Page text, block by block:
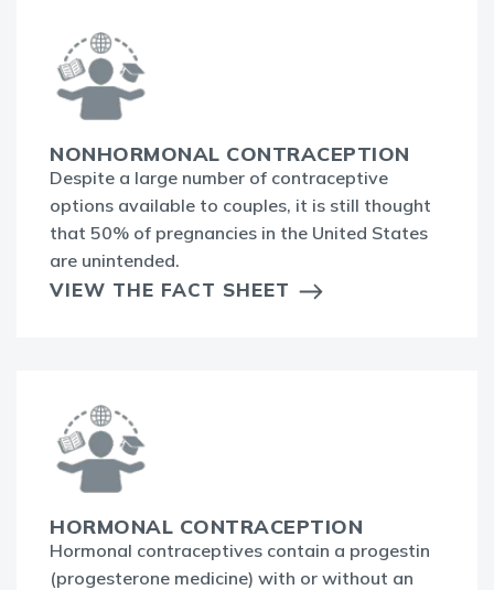
NONHORMONAL CONTRACEPTION
Despite a large number of contraceptive
options available to couples, it is still thought
that 50% of pregnancies in the United States
are unintended.
VIEW THE FACT SHEET
HORMONAL CONTRACEPTION
Hormonal contraceptives contain a progestin
(progesterone medicine) with or without an